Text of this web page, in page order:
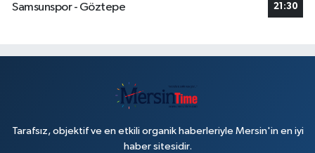
Samsunspor - Göztepe
21:30
Tarafsız, objektif ve en etkili organik haberleriyle Mersin'in en iyi
haber sitesidir.